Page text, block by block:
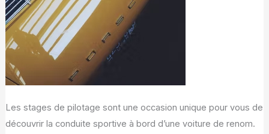
Les stages de pilotage sont une occasion unique pour vous de
découvrir la conduite sportive à bord d’une voiture de renom.
tous
nos
circuits